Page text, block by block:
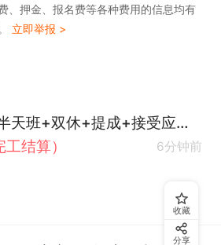
与业绩挂钩，提成奖金丰厚，努
培训体系，提供入职、进阶培训
提供部分资源，个人积累后客户
、押金、报名费等各种费用的信息均有
立即举报 >
平安业务员（半天班+双休+提成+接受应届生）
结算）
6分钟前
收藏
分享